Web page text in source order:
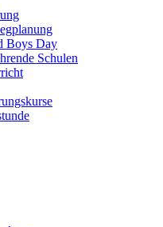
Boys Day
Schulen